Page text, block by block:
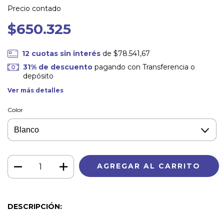
Precio contado
$650.325
12 cuotas sin interésde $78.541,67
31% de descuento pagando con Transferencia o
depósito
Ver más detalles
Color
DESCRIPCIÓN: